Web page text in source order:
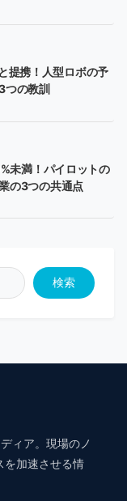
提携！人型ロボの予
つの教訓
未満！パイロットの
の3つの共通点
検索
ィア。現場のノ
を加速させる情